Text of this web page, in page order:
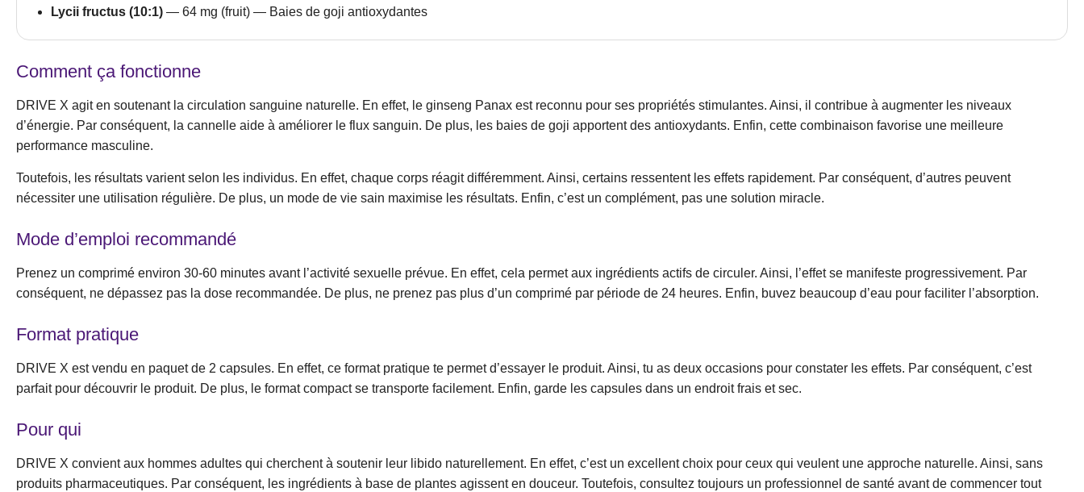
Lycii fructus (10:1) — 64 mg (fruit) — Baies de goji antioxydantes
Comment ça fonctionne
DRIVE X agit en soutenant la circulation sanguine naturelle. En effet, le ginseng Panax est reconnu pour ses propriétés stimulantes. Ainsi, il contribue à augmenter les niveaux
d’énergie. Par conséquent, la cannelle aide à améliorer le flux sanguin. De plus, les baies de goji apportent des antioxydants. Enfin, cette combinaison favorise une meilleure
performance masculine.
Toutefois, les résultats varient selon les individus. En effet, chaque corps réagit différemment. Ainsi, certains ressentent les effets rapidement. Par conséquent, d’autres peuvent
nécessiter une utilisation régulière. De plus, un mode de vie sain maximise les résultats. Enfin, c’est un complément, pas une solution miracle.
Mode d’emploi recommandé
Prenez un comprimé environ 30-60 minutes avant l’activité sexuelle prévue. En effet, cela permet aux ingrédients actifs de circuler. Ainsi, l’effet se manifeste progressivement. Par
conséquent, ne dépassez pas la dose recommandée. De plus, ne prenez pas plus d’un comprimé par période de 24 heures. Enfin, buvez beaucoup d’eau pour faciliter l’absorption.
Format pratique
DRIVE X est vendu en paquet de 2 capsules. En effet, ce format pratique te permet d’essayer le produit. Ainsi, tu as deux occasions pour constater les effets. Par conséquent, c’est
parfait pour découvrir le produit. De plus, le format compact se transporte facilement. Enfin, garde les capsules dans un endroit frais et sec.
Pour qui
DRIVE X convient aux hommes adultes qui cherchent à soutenir leur libido naturellement. En effet, c’est un excellent choix pour ceux qui veulent une approche naturelle. Ainsi, sans
produits pharmaceutiques. Par conséquent, les ingrédients à base de plantes agissent en douceur. Toutefois, consultez toujours un professionnel de santé avant de commencer tout